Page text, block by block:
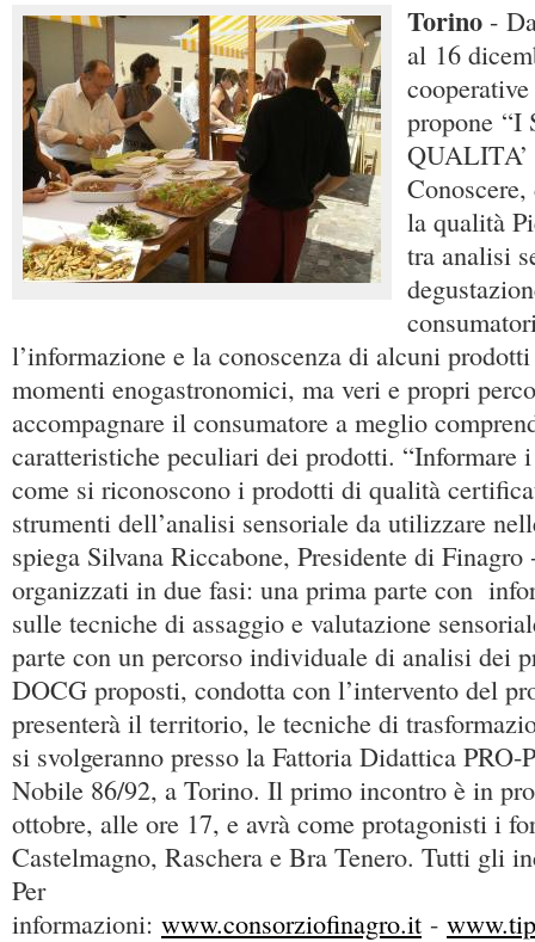
Torino -
al 16
propone
la qualità
tra analisi
l’informazione e la conoscenza di alcuni
momenti enogastronomici, ma veri e propri
accompagnare il consumatore a meglio
caratteristiche peculiari dei prodotti. “Informare
come si riconoscono i prodotti di qualità
strumenti dell’analisi sensoriale da utilizzare
spiega Silvana Riccabone, Presidente di
organizzati in due fasi: una prima parte con
sulle tecniche di assaggio e valutazione
parte con un percorso individuale di analisi dei
DOCG proposti, condotta con l’intervento del
presenterà il territorio, le tecniche di
si svolgeranno presso la Fattoria Didattica
Nobile 86/92, a Torino. Il primo incontro è in
ottobre, alle ore 17, e avrà come protagonisti i
Castelmagno, Raschera e Bra Tenero. Tutti gli
Per
informazioni: www.consorziofinagro.it -